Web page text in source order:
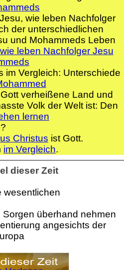
wie leben Nachfolger
der unterschiedlichen
und Mohammeds Leben
wie leben Nachfolger Jesu
im Vergleich: Unterschiede
verheißene Land und
Volk der Welt ist: Den
lernen
Christus ist Gott.
im Vergleich.
dieser Zeit
wesentlichen
überhand nehmen
angesichts der